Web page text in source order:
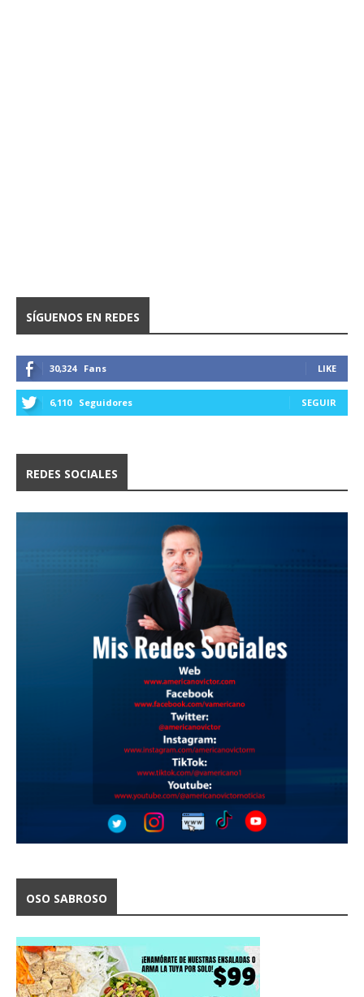
SÍGUENOS EN REDES
30,324 Fans LIKE
6,110 Seguidores SEGUIR
REDES SOCIALES
OSO SABROSO